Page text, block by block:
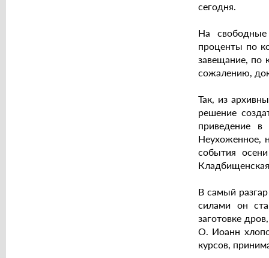
сегодня.
На
проценты по
завещание, по
сожалению,
Так, из
решение
приведение
Неухоженное,
события
В самый
силами он
заготовке
О. Иоанн
курсов,